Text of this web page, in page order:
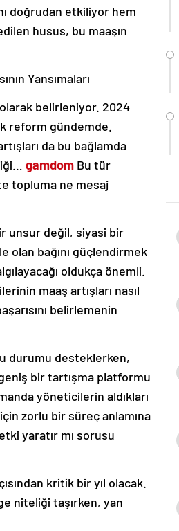
doğrudan etkiliyor hem
husus, bu maaşın
Yansımaları
belirleniyor. 2024
reform gündemde.
da bu bağlamda
gamdom Bu tür
topluma ne mesaj
unsur değil, siyasi bir
olan bağını güçlendirmek
oldukça önemli.
maaş artışları nasıl
belirlemenin
durumu desteklerken,
bir tartışma platformu
yöneticilerin aldıkları
zorlu bir süreç anlamına
yaratır mı sorusu
kritik bir yıl olacak.
niteliği taşırken, yan